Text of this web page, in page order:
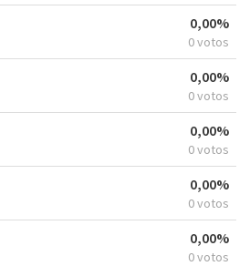
0,00%
0 votos
0,00%
0 votos
0,00%
0 votos
0,00%
0 votos
0,00%
0 votos